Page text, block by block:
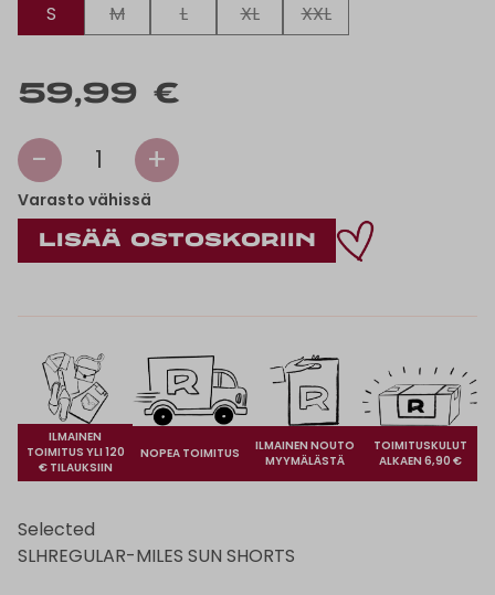
S
M L XL XXL
59,99 €
- 1 +
Varasto vähissä
ILMAINEN
TOIMITUS YLI 120
€ TILAUKSIIN
NOPEA TOIMITUS
ILMAINEN NOUTO
MYYMÄLÄSTÄ
TOIMITUSKULUT
ALKAEN 6,90 €
Selected
SLHREGULAR-MILES SUN SHORTS